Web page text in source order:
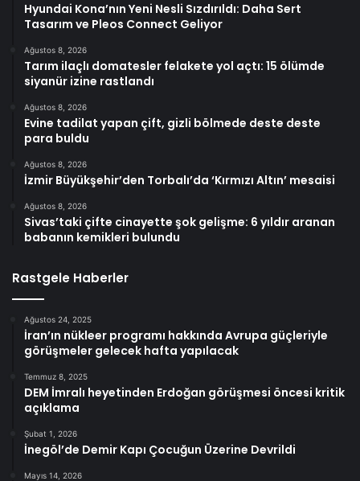
Hyundai Kona’nın Yeni Nesli Sızdırıldı: Daha Sert
Tasarım ve Pleos Connect Geliyor
Ağustos 8, 2026
Tarım ilaçlı domatesler felakete yol açtı: 15 ölümde
siyanür izine rastlandı
Ağustos 8, 2026
Evine tadilat yapan çift, gizli bölmede deste deste
para buldu
Ağustos 8, 2026
İzmir Büyükşehir’den Torbalı’da ‘Kırmızı Altın’ mesaisi
Ağustos 8, 2026
Sivas’taki çifte cinayette şok gelişme: 6 yıldır aranan
babanın kemikleri bulundu
Rastgele Haberler
Ağustos 24, 2025
İran’ın nükleer programı hakkında Avrupa güçleriyle
görüşmeler gelecek hafta yapılacak
Temmuz 8, 2025
DEM İmralı heyetinden Erdoğan görüşmesi öncesi kritik
açıklama
Şubat 1, 2026
İnegöl’de Demir Kapı Çocuğun Üzerine Devrildi
Mayıs 14, 2026